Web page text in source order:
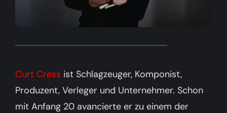
Curt Cress
Curt Cress ist Schlagzeuger, Komponist,
Produzent, Verleger und Unternehmer. Schon
mit Anfang 20 avancierte er zu einem der